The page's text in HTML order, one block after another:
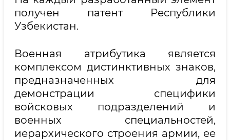
получен патент Республики
Узбекистан.
Военная атрибутика является
комплексом дистинктивных знаков,
предназначенных для
демонстрации специфики
войсковых подразделений и
военных специальностей,
иерархического строения армии, ее